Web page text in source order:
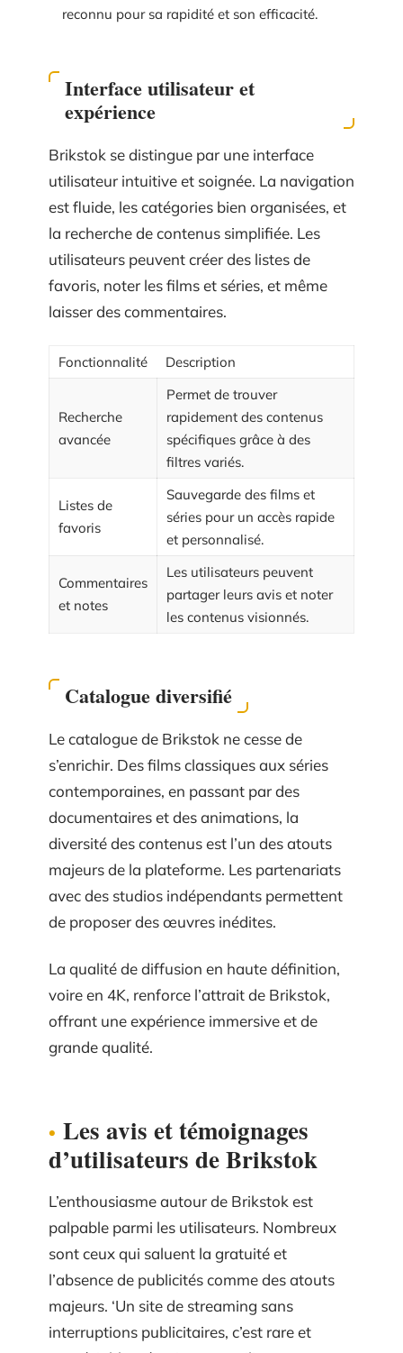
reconnu pour sa rapidité et son efficacité.
Interface utilisateur et
expérience
Brikstok se distingue par une interface
utilisateur intuitive et soignée. La navigation
est fluide, les catégories bien organisées, et
la recherche de contenus simplifiée. Les
utilisateurs peuvent créer des listes de
favoris, noter les films et séries, et même
laisser des commentaires.
Fonctionnalité Description
Recherche
avancée
Permet de trouver
rapidement des contenus
spécifiques grâce à des
filtres variés.
Listes de
favoris
Sauvegarde des films et
séries pour un accès rapide
et personnalisé.
Commentaires
et notes
Les utilisateurs peuvent
partager leurs avis et noter
les contenus visionnés.
Catalogue diversifié
Le catalogue de Brikstok ne cesse de
s’enrichir. Des films classiques aux séries
contemporaines, en passant par des
documentaires et des animations, la
diversité des contenus est l’un des atouts
majeurs de la plateforme. Les partenariats
avec des studios indépendants permettent
de proposer des œuvres inédites.
La qualité de diffusion en haute définition,
voire en 4K, renforce l’attrait de Brikstok,
offrant une expérience immersive et de
grande qualité.
Les avis et témoignages
d’utilisateurs de Brikstok
L’enthousiasme autour de Brikstok est
palpable parmi les utilisateurs. Nombreux
sont ceux qui saluent la gratuité et
l’absence de publicités comme des atouts
majeurs. ‘Un site de streaming sans
interruptions publicitaires, c’est rare et